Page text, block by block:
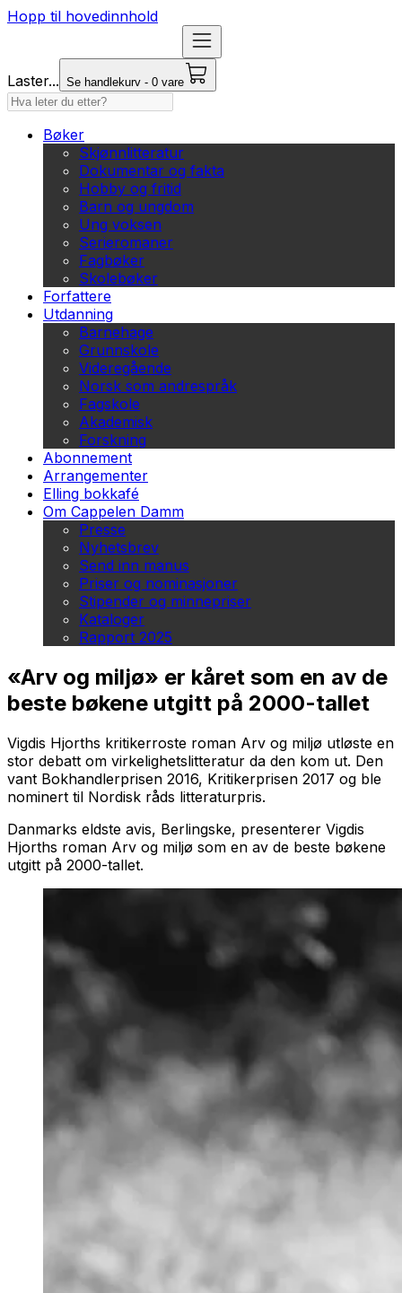
Hopp til hovedinnhold
Laster... Se handlekurv - 0 vare
Bøker
Skjønnlitteratur
Dokumentar og fakta
Hobby og fritid
Barn og ungdom
Ung voksen
Serieromaner
Fagbøker
Skolebøker
Forfattere
Utdanning
Barnehage
Grunnskole
Videregående
Norsk som andrespråk
Fagskole
Akademisk
Forskning
Abonnement
Arrangementer
Elling bokkafé
Om Cappelen Damm
Presse
Nyhetsbrev
Send inn manus
Priser og nominasjoner
Stipender og minnepriser
Kataloger
Rapport 2025
«Arv og miljø» er kåret som en av de
beste bøkene utgitt på 2000-tallet
Vigdis Hjorths kritikerroste roman Arv og miljø utløste en
stor debatt om virkelighetslitteratur da den kom ut. Den
vant Bokhandlerprisen 2016, Kritikerprisen 2017 og ble
nominert til Nordisk råds litteraturpris.
Danmarks eldste avis, Berlingske, presenterer Vigdis
Hjorths roman Arv og miljø som en av de beste bøkene
utgitt på 2000-tallet.